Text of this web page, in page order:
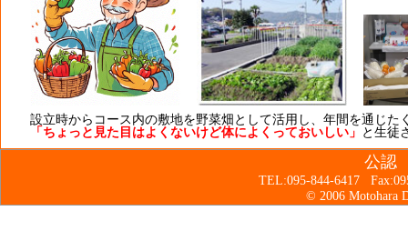
設立時からコース内の敷地を野菜畑として活用し、年間を通じ
「ちょっと見た目はよくないけど体によくっておいしい」 と生徒
公認
TEL:095-844-6417
© 2006 Motohara